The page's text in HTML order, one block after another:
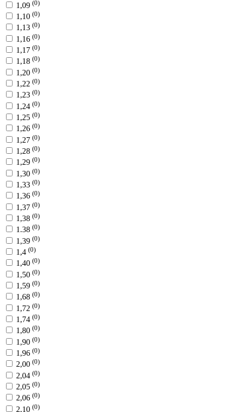
1,09 (0)
1,10 (0)
1,13 (0)
1,16 (0)
1,17 (0)
1,18 (0)
1,20 (0)
1,22 (0)
1,23 (0)
1,24 (0)
1,25 (0)
1,26 (0)
1,27 (0)
1,28 (0)
1,29 (0)
1,30 (0)
1,33 (0)
1,36 (0)
1,37 (0)
1,38 (0)
1.38 (0)
1,39 (0)
1,4 (0)
1,40 (0)
1,50 (0)
1,59 (0)
1,68 (0)
1,72 (0)
1,74 (0)
1,80 (0)
1,90 (0)
1,96 (0)
2,00 (0)
2,04 (0)
2,05 (0)
2,06 (0)
2,10 (0)